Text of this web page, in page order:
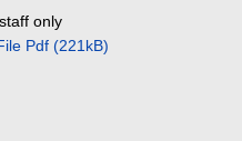
only
Pdf (221kB)